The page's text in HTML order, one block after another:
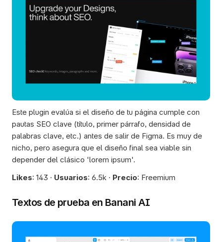
Este plugin evalúa si el diseño de tu página cumple con
pautas SEO clave (título, primer párrafo, densidad de
palabras clave, etc.) antes de salir de Figma. Es muy de
nicho, pero asegura que el diseño final sea viable sin
depender del clásico 'lorem ipsum'.
Likes: 143 · Usuarios: 6.5k · Precio: Freemium
Textos de prueba en Banani AI